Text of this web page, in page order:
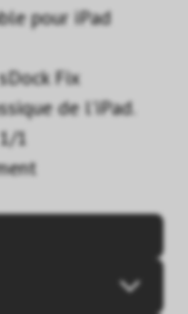
pour iPad
Fix
de l'iPad.
1